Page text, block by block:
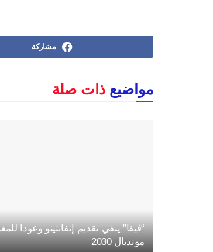
مشاركة
مواضيع ذات صلة
“فيفا” ينفي تقديم إنفانتينو وعودا
مونديال 2030